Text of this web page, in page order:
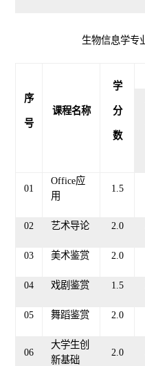
生物信息学专
序
号
课程名称
学
分
数
01
Office应
用
1.5
02 艺术导论 2 0
03 美术鉴赏 2 .0
04 戏剧鉴赏 1.5
05 舞蹈鉴赏 2 0
06
大学生创
新基础
2 .0